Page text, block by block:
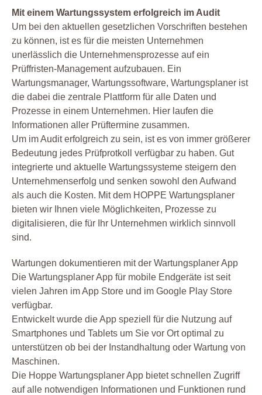
Mit einem Wartungssystem erfolgreich im Audit
Um bei den aktuellen gesetzlichen Vorschriften bestehen
zu können, ist es für die meisten Unternehmen
unerlässlich die Unternehmensprozesse auf ein
Prüffristen-Management aufzubauen. Ein
Wartungsmanager, Wartungssoftware, Wartungsplaner ist
die dabei die zentrale Plattform für alle Daten und
Prozesse in einem Unternehmen. Hier laufen die
Informationen aller Prüftermine zusammen.
Um im Audit erfolgreich zu sein, ist es von immer größerer
Bedeutung jedes Prüfprotkoll verfügbar zu haben. Gut
integrierte und aktuelle Wartungssysteme steigern den
Unternehmenserfolg und senken sowohl den Aufwand
als auch die Kosten. Mit dem HOPPE Wartungsplaner
bieten wir Ihnen viele Möglichkeiten, Prozesse zu
digitalisieren, die für Ihr Unternehmen wirklich sinnvoll
sind.
Wartungen dokumentieren mit der Wartungsplaner App
Die Wartungsplaner App für mobile Endgeräte ist seit
vielen Jahren im App Store und im Google Play Store
verfügbar.
Entwickelt wurde die App speziell für die Nutzung auf
Smartphones und Tablets um Sie vor Ort optimal zu
unterstützen ob bei der Instandhaltung oder Wartung von
Maschinen.
Die Hoppe Wartungsplaner App bietet schnellen Zugriff
auf alle notwendigen Informationen und Funktionen rund